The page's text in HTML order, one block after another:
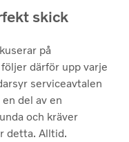
skick
på
därför upp varje
serviceavtalen
del av en
och kräver
detta. Alltid.